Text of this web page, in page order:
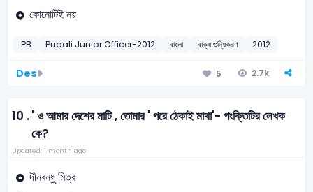
কোনোটিই নয়
PB Pubali Junior Officer-2012 বাংলা বাক্য শুদ্ধিকরণ 2012
Des 5 2.7k
10 .' ও আমার দেশের মাটি , তোমার ' পরে ঠেকাই মাথা'- পংক্তিটির লেখক
কে?
Updated: 1 month ago
দীনবন্ধু মিত্র